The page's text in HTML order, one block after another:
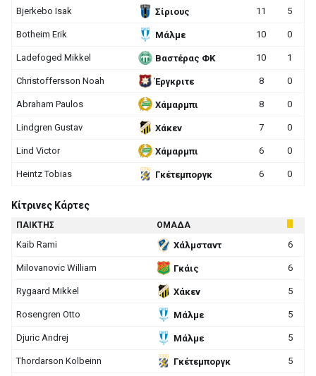
Bjerkebo Isak Σίριους 11 5
Botheim Erik Μάλμε 10 0
Ladefoged Mikkel Βαστέρας ΦΚ 10 1
Christoffersson Noah Έργκριτε 8 0
Abraham Paulos Χάμαρμπι 8 0
Lindgren Gustav Χάκεν 7 0
Lind Victor Χάμαρμπι 6 0
Heintz Tobias Γκέτεμποργκ 6 0
Κίτρινες Κάρτες
ΠΑΙΚΤΗΣ ΟΜΑΔΑ
Kaib Rami Χάλμσταντ 6
Milovanovic William Γκάις 6
Rygaard Mikkel Χάκεν 5
Rosengren Otto Μάλμε 5
Djuric Andrej Μάλμε 5
Thordarson Kolbeinn Γκέτεμποργκ 5